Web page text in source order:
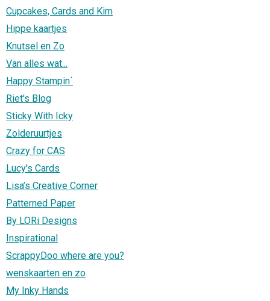
Cupcakes, Cards and Kim
Hippe kaartjes
Knutsel en Zo
Van alles wat...
Happy Stampin´
Riet's Blog
Sticky With Icky
Zolderuurtjes
Crazy for CAS
Lucy's Cards
Lisa’s Creative Corner
Patterned Paper
By LORi Designs
Inspirational
ScrappyDoo where are you?
wenskaarten en zo
My Inky Hands